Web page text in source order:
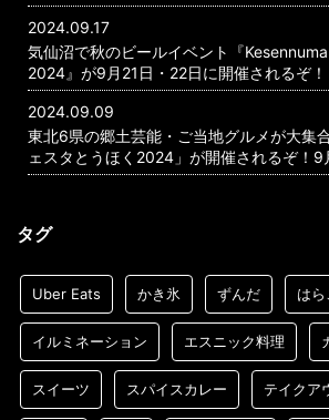
2024.09.17
気仙沼で秋のビールイベント『
2024』が9月21日・22日に開催されるぞ！
2024.09.09
東北6県の郷土芸能・ご当地グルメが大集
ェスタとうほく2024」が開催されるぞ！9
タグ
Uber Eats かき氷 ずんだ はら
イルミネーション エスニック料理
スイーツ スパイスカレー テイクア